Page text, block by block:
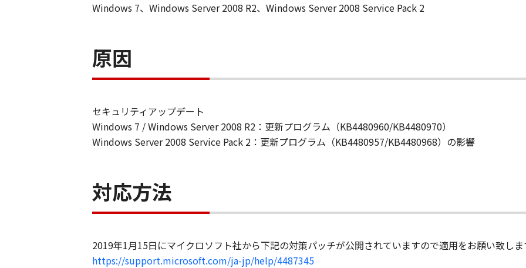
Windows 7、Windows Server 2008 R2、Windows Server 2008 Service Pack 2
原因
セキュリティアップデート
Windows 7 / Windows Server 2008 R2：更新プログラム（KB4480960/KB4480970）
Windows Server 2008 Service Pack 2：更新プログラム（KB4480957/KB4480968）の影響
対応方法
2019年1月15日にマイクロソフト社から下記の対策パッチが公開されていますので適用をお願い致しま
https://support.microsoft.com/ja-jp/help/4487345